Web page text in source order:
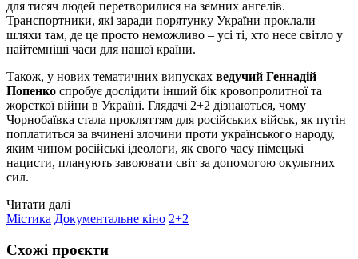
для тисяч людей перетворилися на земних ангелів.
Транспортники, які заради порятунку України проклали
шляхи там, де це просто неможливо – усі ті, хто несе світло у
найтемніші часи для нашої країни.
Також, у нових тематичних випусках ведучий Геннадій
Попенко спробує дослідити інший бік кровопролитної та
жорсткої війни в Україні. Глядачі 2+2 дізнаються, чому
Чорнобаївка стала прокляттям для російських військ, як путін
поплатиться за вчинені злочини проти українського народу,
яким чином російські ідеологи, як свого часу німецькі
нацисти, планують завоювати світ за допомогою окультних
сил.
Читати далі
Містика Документальне кіно 2+2
Схожі проєкти